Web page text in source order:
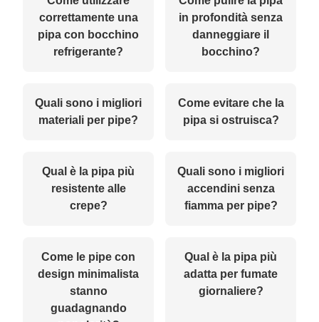
correttamente una
pipa con bocchino
refrigerante?
in profondità senza
danneggiare il
bocchino?
Quali sono i migliori
materiali per pipe?
Come evitare che la
pipa si ostruisca?
Qual è la pipa più
resistente alle
crepe?
Quali sono i migliori
accendini senza
fiamma per pipe?
Come le pipe con
design minimalista
stanno
guadagnando
Qual è la pipa più
adatta per fumate
giornaliere?